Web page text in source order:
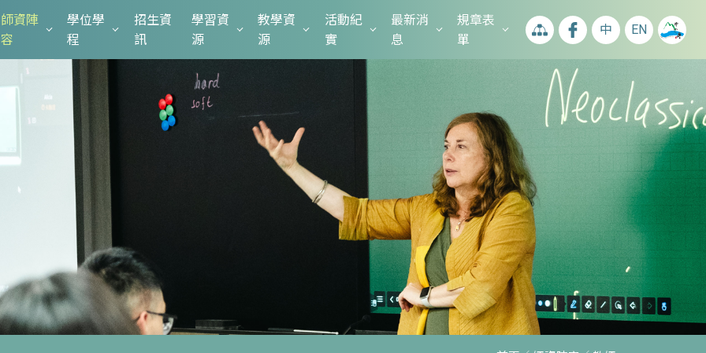
師資陣
容
學位學
程
招生資
訊
學習資
源
教學資
源
活動紀
實
最新消
息
規章表
單
中 EN